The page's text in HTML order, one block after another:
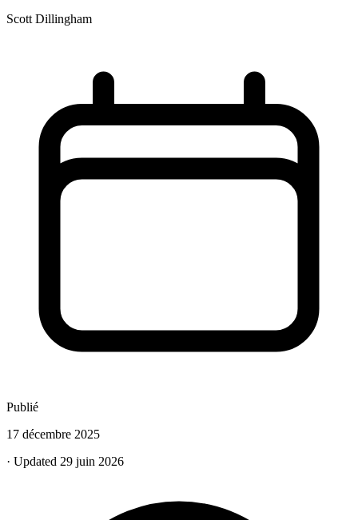
Scott Dillingham
Publié
17 décembre 2025
· Updated 29 juin 2026